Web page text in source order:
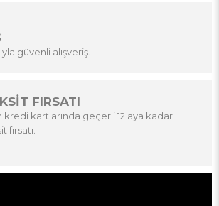
güvenli alışveriş.
FIRSATI
kredi kartlarında geçerli 12 aya kadar
fırsatı.